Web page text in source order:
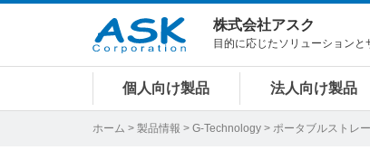
株式会社アスク
目的に応じたソリューション
個人向け製品 法人向け製品
ホーム > 製品情報 > G-Technology > ポータブルストレ